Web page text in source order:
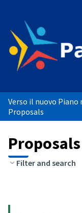
Verso il nuovo
Proposals
Proposals
Filter and search